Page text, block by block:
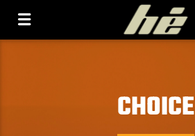
CHOICE